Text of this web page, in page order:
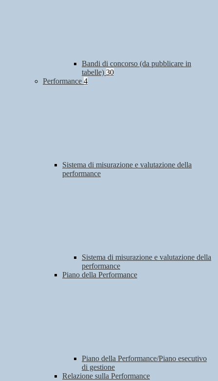
Bandi di concorso (da pubblicare in
tabelle) 30
Performance 4
Sistema di misurazione e valutazione della
performance
Sistema di misurazione e valutazione della
performance
Piano della Performance
Piano della Performance/Piano esecutivo
di gestione
Relazione sulla Performance